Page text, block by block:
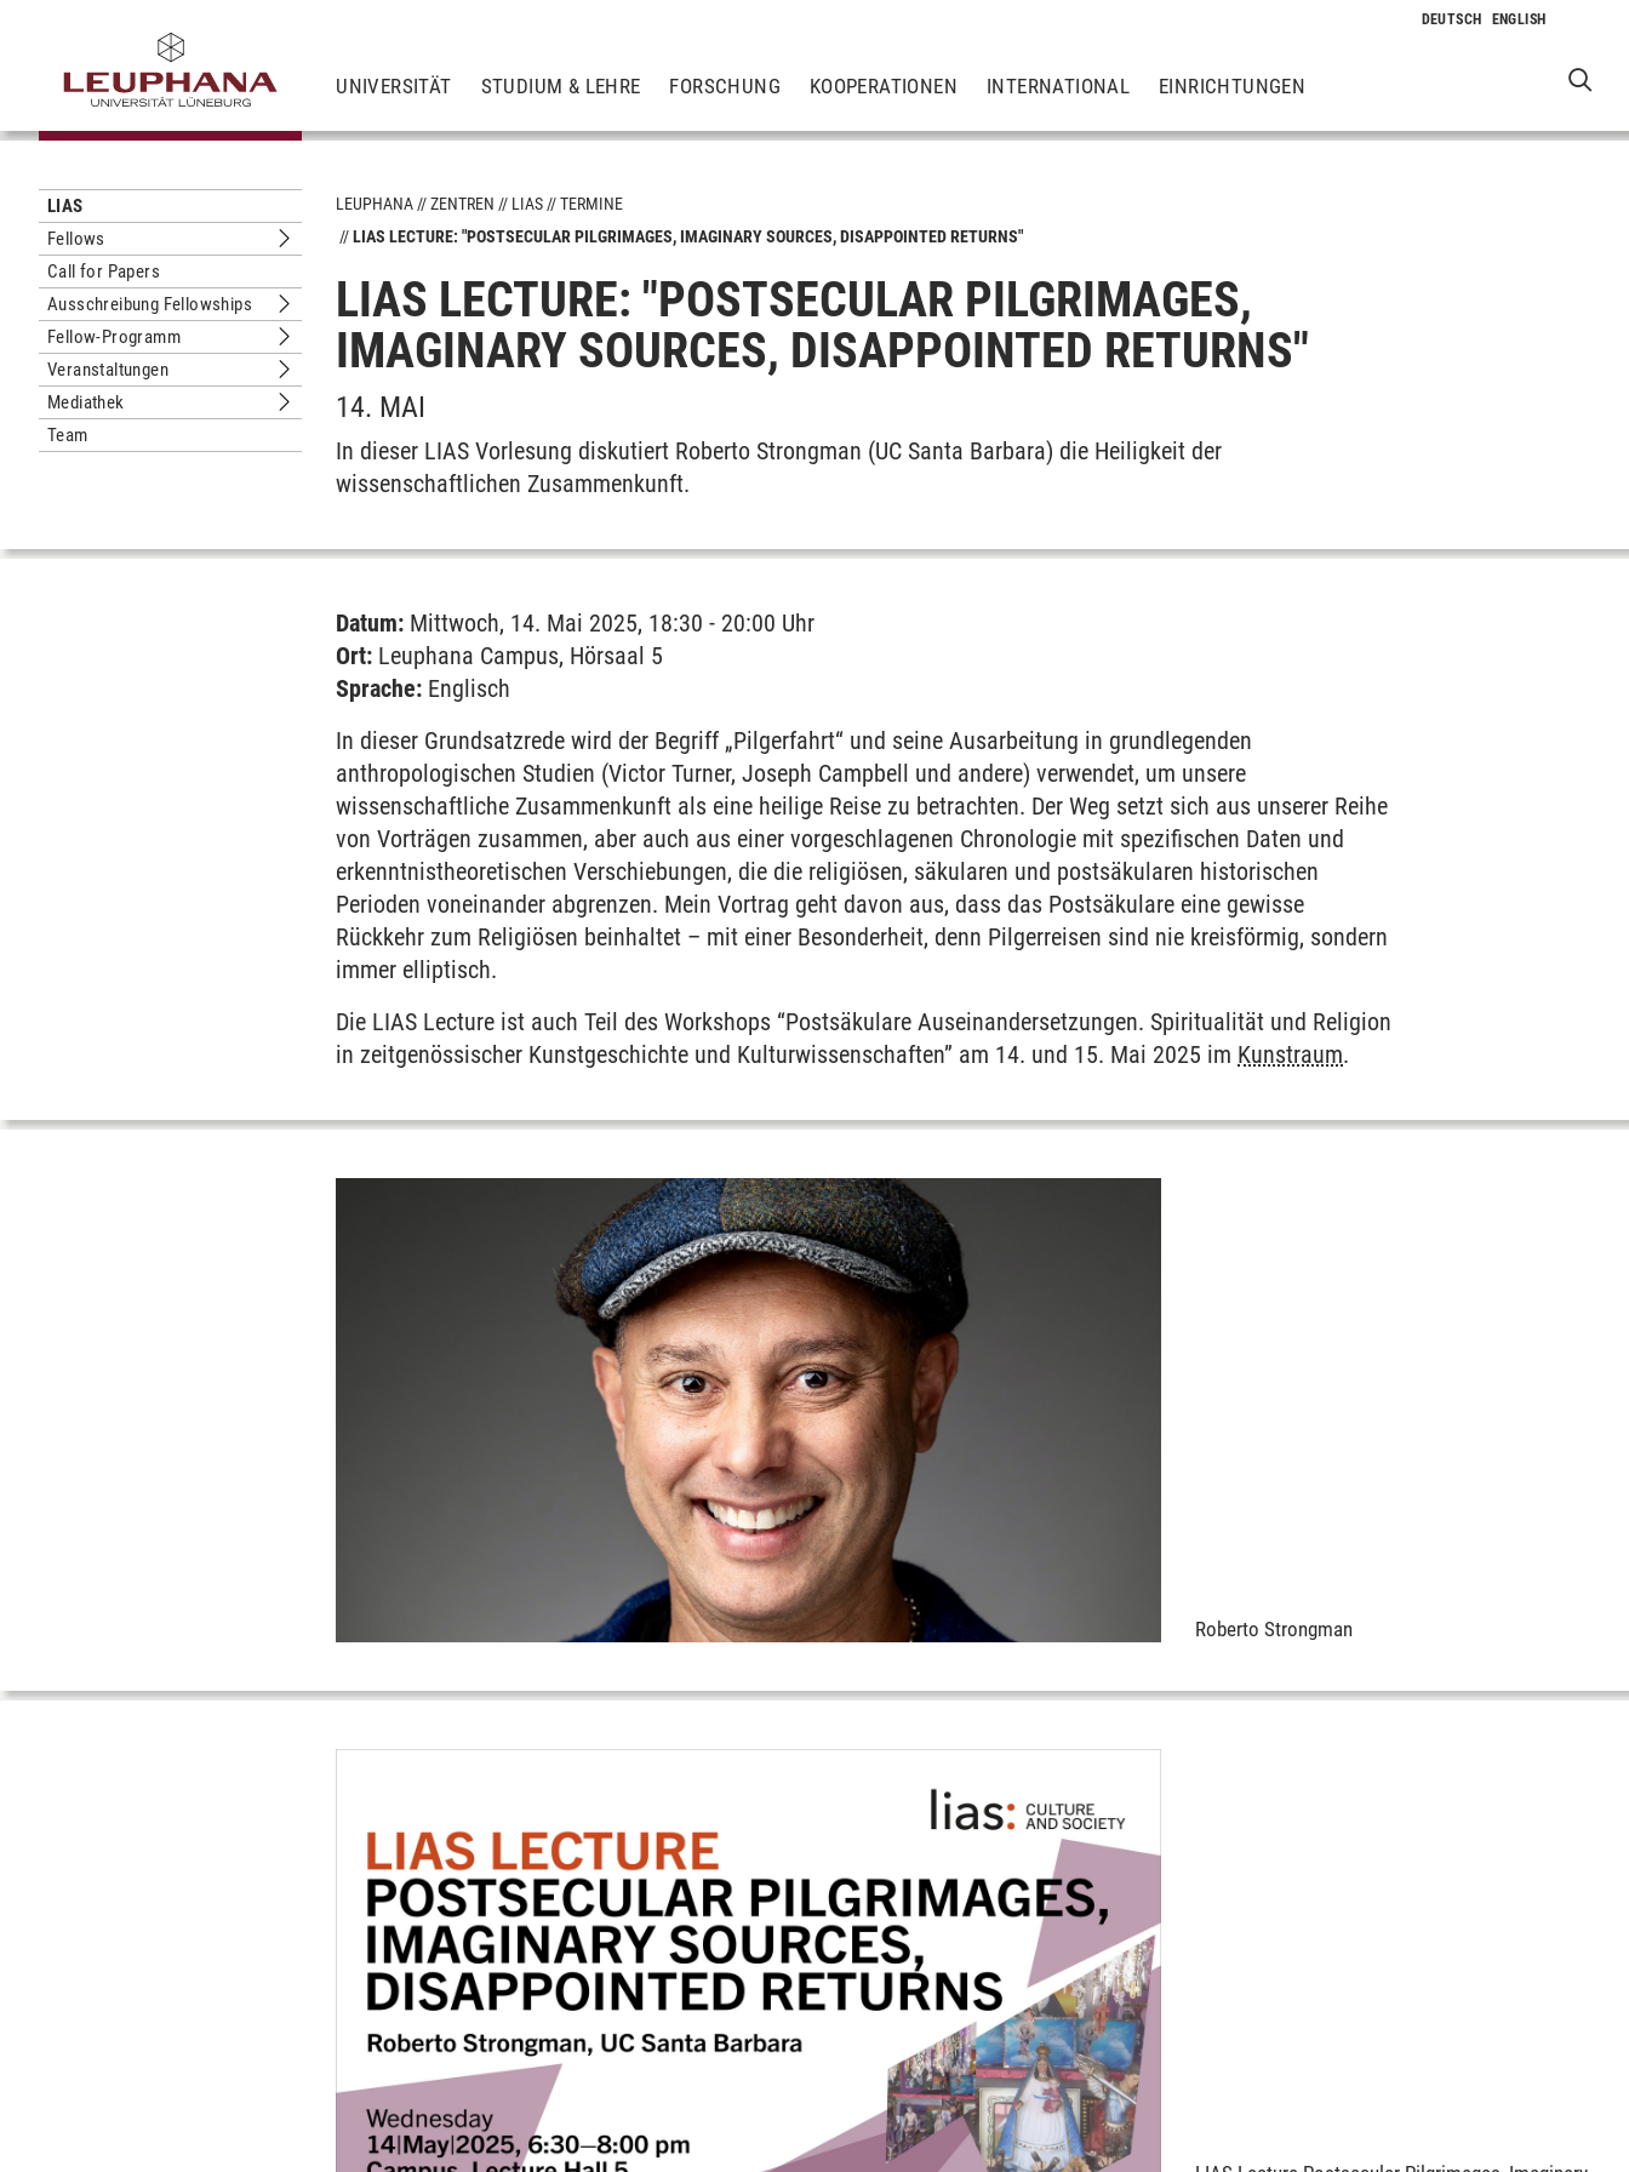
UNIVERSITÄT STUDIUM & LEHRE FORSCHUNG KOOPERATIONEN INTERNATIONAL EINRICHTUNGEN
LIAS
Fellows
Untermenu Fellows
Call for Papers
Ausschreibung Fellowships
Untermenu Ausschreibung Fellowships
Fellow-Programm
Untermenu Fellow-Programm
Veranstaltungen
Untermenu Veranstaltungen
Mediathek
Untermenu Mediathek
Team
LEUPHANA ZENTREN LIAS
TERMINE
LIAS LECTURE: "POSTSECULAR PILGRIMAGES, IMAGINARY SOURCES, DISAPPOINTED RETURNS"
LIAS LECTURE: "POSTSECULAR PILGRIMAGES,
IMAGINARY SOURCES, DISAPPOINTED RETURNS"
14. MAI
In dieser LIAS Vorlesung diskutiert Roberto Strongman (UC Santa Barbara) die Heiligkeit der
wissenschaftlichen Zusammenkunft.
Datum: Mittwoch, 14. Mai 2025, 18:30 - 20:00 Uhr
Ort: Leuphana Campus, Hörsaal 5
Sprache: Englisch
In dieser Grundsatzrede wird der Begriff „Pilgerfahrt“ und seine Ausarbeitung in grundlegenden
anthropologischen Studien (Victor Turner, Joseph Campbell und andere) verwendet, um unsere
wissenschaftliche Zusammenkunft als eine heilige Reise zu betrachten. Der Weg setzt sich aus unserer Reihe
von Vorträgen zusammen, aber auch aus einer vorgeschlagenen Chronologie mit spezifischen Daten und
erkenntnistheoretischen Verschiebungen, die die religiösen, säkularen und postsäkularen historischen
Perioden voneinander abgrenzen. Mein Vortrag geht davon aus, dass das Postsäkulare eine gewisse
Rückkehr zum Religiösen beinhaltet – mit einer Besonderheit, denn Pilgerreisen sind nie kreisförmig, sondern
immer elliptisch.
Die LIAS Lecture ist auch Teil des Workshops “Postsäkulare Auseinandersetzungen. Spiritualität und Religion
in zeitgenössischer Kunstgeschichte und Kulturwissenschaften” am 14. und 15. Mai 2025 im Kunstraum.
Roberto Strongman